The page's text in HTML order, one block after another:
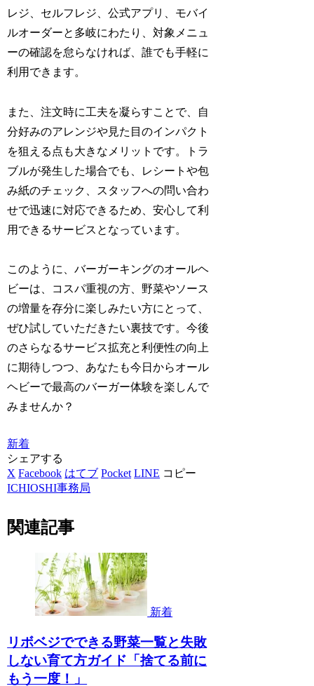
レジ、セルフレジ、公式アプリ、モバイ
ルオーダーと多岐にわたり、対象メニュ
ーの確認を怠らなければ、誰でも手軽に
利用できます。
また、注文時に工夫を凝らすことで、自
分好みのアレンジや見た目のインパクト
を狙える点も大きなメリットです。トラ
ブルが発生した場合でも、レシートや包
み紙のチェック、スタッフへの問い合わ
せで迅速に対応できるため、安心して利
用できるサービスとなっています。
このように、バーガーキングのオールヘ
ビーは、コスパ重視の方、野菜やソース
の増量を存分に楽しみたい方にとって、
ぜひ試していただきたい裏技です。今後
のさらなるサービス拡充と利便性の向上
に期待しつつ、あなたも今日からオール
ヘビーで最高のバーガー体験を楽しんで
みませんか？
新着
シェアする
X Facebook はてブ Pocket LINE コピー
ICHIOSHI事務局
関連記事
新着
リボベジでできる野菜一覧と失敗
しない育て方ガイド「捨てる前に
もう一度！」